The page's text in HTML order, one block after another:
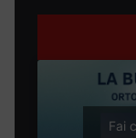
Fai